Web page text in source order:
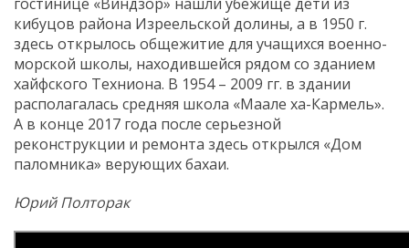
кибуцов района Изреельской долины, а в 1950 г.
здесь открылось общежитие для учащихся военно-
морской школы, находившейся рядом со зданием
хайфского Техниона. В 1954 – 2009 гг. в здании
располагалась средняя школа «Маале ха-Кармель».
А в конце 2017 года после серьезной
реконструкции и ремонта здесь открылся «Дом
паломника» верующих бахаи.
Юрий Полторак